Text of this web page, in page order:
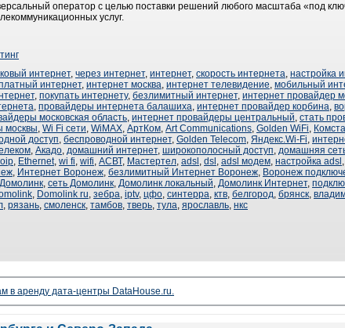
оператор с целью поставки решений любого масштаба «под
услуг.
интернет, через интернет, интернет, скорость интернета, настройка
интернет, интернет москва, интернет телевидение, мобильный
, покупать интернету, безлимитный интернет, интернет провайдер
, провайдеры интернета балашиха, интернет провайдер корбина,
московская область, интернет провайдеры центральный, стать
москвы, Wi Fi сети, WiMAX, АртКом, Art Communications, Golden WiFi,
доступ, беспроводной интернет, Golden Telecom, Яндекс.Wi-Fi,
, Акадо, домашний интернет, широкополосный доступ, домашняя
, Ethernet, wi fi, wifi, АСВТ, Мастертел, adsl , dsl , adsl модем, настройка adsl ,
, Интернет Воронеж, безлимитный Интернет Воронеж, Воронеж
Домолинк, сеть Домолинк, Домолинк локальный, Домолинк Интернет,
, Domolink ru, зебра, iptv, цфо, синтерра, ктв, белгород, брянск,
, рязань, смоленск, тамбов, тверь, тула, ярославль, нкс
в аренду дата-центры DataHouse.ru.